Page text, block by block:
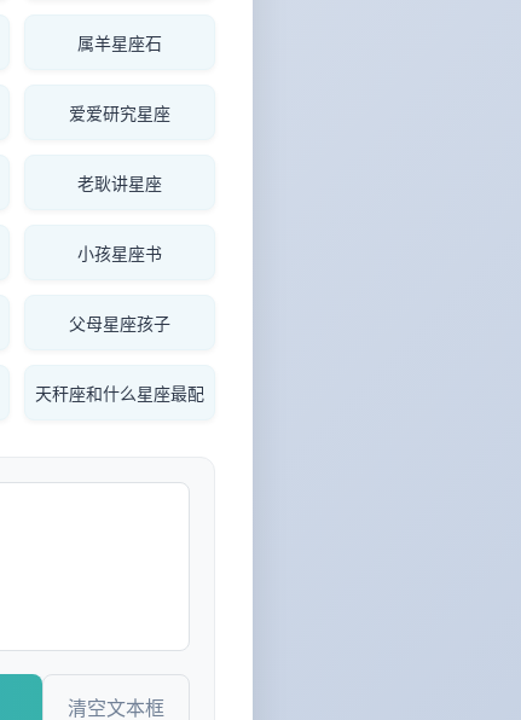
属羊星座石
爱爱研究星座
老耿讲星座
小孩星座书
父母星座孩子
天秆座和什么星座最配
清空文本框